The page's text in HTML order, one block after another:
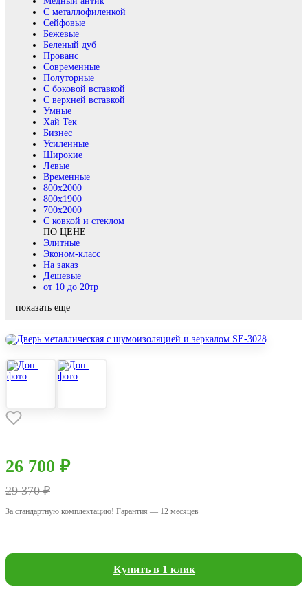
С металлофиленкой
Сейфовые
Бежевые
Беленый дуб
Прованс
Современные
Полуторные
С боковой вставкой
С верхней вставкой
Умные
Хай Тек
Бизнес
Усиленные
Широкие
Левые
Временные
800х2000
800x1900
700x2000
С ковкой и стеклом
ПО ЦЕНЕ
Элитные
Эконом-класс
На заказ
Дешевые
от 10 до 20тр
показать еще
26 700 ₽
29 370 ₽
За стандартную комплектацию! Гарантия — 12 месяцев
Купить в 1 клик